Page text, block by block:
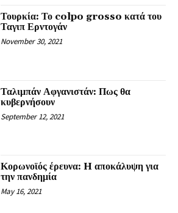
Τουρκία: Το colpo grosso κατά του
Ταγιπ Ερντογάν
November 30, 2021
Ταλιμπάν Αφγανιστάν: Πως θα
κυβερνήσουν
September 12, 2021
Κορωνοϊός έρευνα: H αποκάλυψη για
την πανδημία
May 16, 2021